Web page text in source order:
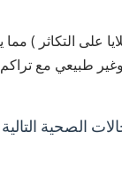
على التكاثر ) مما
طبيعي مع تراكم
الصحية